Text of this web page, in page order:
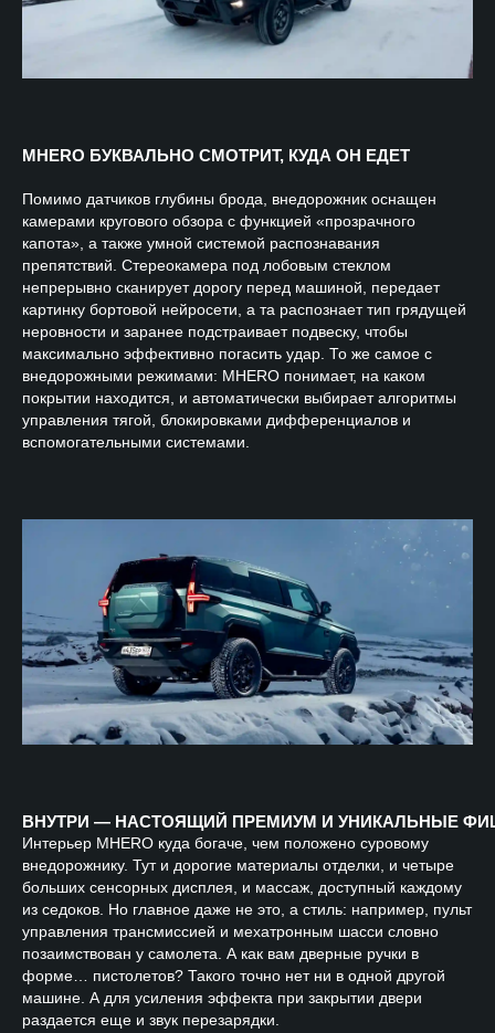
MHERO БУКВАЛЬНО СМОТРИТ, КУДА ОН ЕДЕТ
Помимо датчиков глубины брода, внедорожник оснащен
камерами кругового обзора с функцией «прозрачного
капота», а также умной системой распознавания
препятствий. Стереокамера под лобовым стеклом
непрерывно сканирует дорогу перед машиной, передает
картинку бортовой нейросети, а та распознает тип грядущей
неровности и заранее подстраивает подвеску, чтобы
максимально эффективно погасить удар. То же самое с
внедорожными режимами: MHERO понимает, на каком
покрытии находится, и автоматически выбирает алгоритмы
управления тягой, блокировками дифференциалов и
вспомогательными системами.
ВНУТРИ — НАСТОЯЩИЙ ПРЕМИУМ И УНИКАЛЬНЫЕ
Интерьер MHERO куда богаче, чем положено суровому
внедорожнику. Тут и дорогие материалы отделки, и четыре
больших сенсорных дисплея, и массаж, доступный каждому
из седоков. Но главное даже не это, а стиль: например, пульт
управления трансмиссией и мехатронным шасси словно
позаимствован у самолета. А как вам дверные ручки в
форме… пистолетов? Такого точно нет ни в одной другой
машине. А для усиления эффекта при закрытии двери
раздается еще и звук перезарядки.